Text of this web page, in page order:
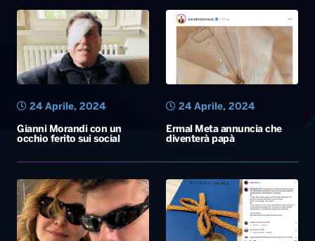
Gianni Morandi con un
occhio ferito sui social
24 Aprile, 2024
Ermal Meta annuncia che
diventerà papà
24 Aprile, 2024